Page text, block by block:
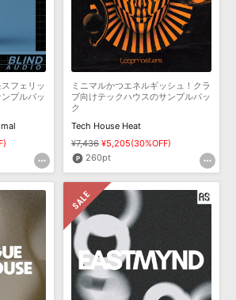
フェリッ
プルパッ
ミニマルかつエネルギッシュ！クラ
ブ向けテックハウスのサンプルパッ
ク
Tech House Heat
¥7,436 ¥5,205(30%OFF)
260pt